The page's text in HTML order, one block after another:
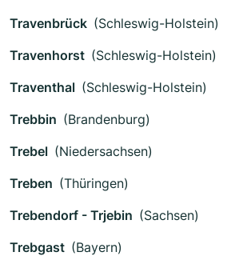
Travenbrück (Schleswig-Holstein)
Travenhorst (Schleswig-Holstein)
Traventhal (Schleswig-Holstein)
Trebbin (Brandenburg)
Trebel (Niedersachsen)
Treben (Thüringen)
Trebendorf - Trjebin (Sachsen)
Trebgast (Bayern)